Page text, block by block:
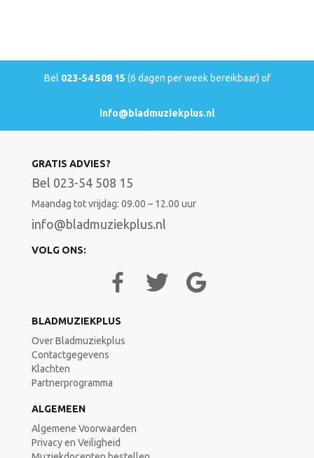
Bel 023-54 508 15 (6 dagen per week bereikbaar) of
info@bladmuziekplus.nl
GRATIS ADVIES?
Bel 023-54 508 15
Maandag tot vrijdag: 09.00 – 12.00 uur
info@bladmuziekplus.nl
VOLG ONS:
BLADMUZIEKPLUS
Over Bladmuziekplus
Contactgegevens
Klachten
Partnerprogramma
ALGEMEEN
Algemene Voorwaarden
Privacy en Veiligheid